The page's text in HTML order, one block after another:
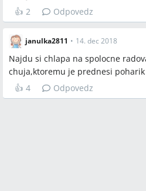
👍 2 Odpovedz
janulka2811 • 14. dec 2018
Najdu si chlapa na spolocne
chuja,ktoremu je prednesi poharik
👍 4 Odpovedz